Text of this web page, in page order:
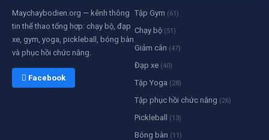
Maychaybodien.org — kênh thông
tin thể thao tổng hợp: chạy bộ, đạp
xe, gym, yoga, pickleball, bóng bàn
và phục hồi chức năng.
 Facebook
Tập Gym (61)
Chạy bộ (51)
Giảm cân (47)
Đạp xe (40)
Tập Yoga (28)
Tập phục hồi chức năng (26)
Pickleball (13)
Bóng bàn (11)